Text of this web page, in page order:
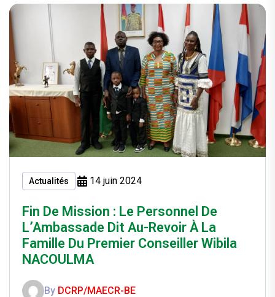
Actualités 14 juin 2024
Fin De Mission : Le Personnel De
L’Ambassade Dit Au-Revoir À La
Famille Du Premier Conseiller Wibila
NACOULMA
By DCRP/MAECR-BE